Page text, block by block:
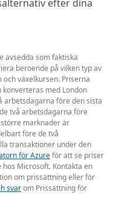
efter dina
avsedda som faktiska
beroende på vilken typ av
växelkursen. Priserna
med London
arbetsdagarna före den sista
två arbetsdagarna före
marknader är
före de två
transaktioner under den
för Azureför att se priser
Microsoft. Kontakta en
om prissättning eller för
svarom Prissättning för